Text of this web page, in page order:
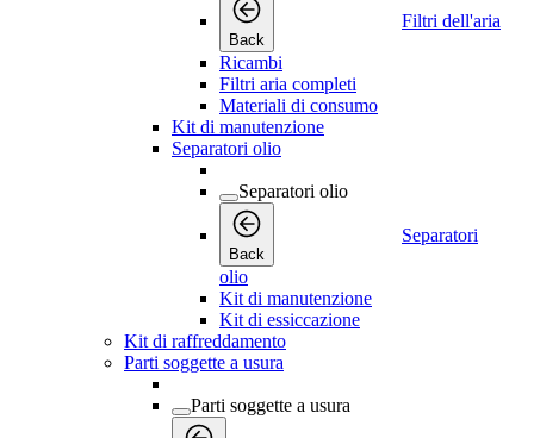
Back
Filtri dell'aria
Ricambi
Filtri aria completi
Materiali di consumo
Kit di manutenzione
Separatori olio
Separatori olio
Back
Separatori
olio
Kit di manutenzione
Kit di essiccazione
Kit di raffreddamento
Parti soggette a usura
Parti soggette a usura